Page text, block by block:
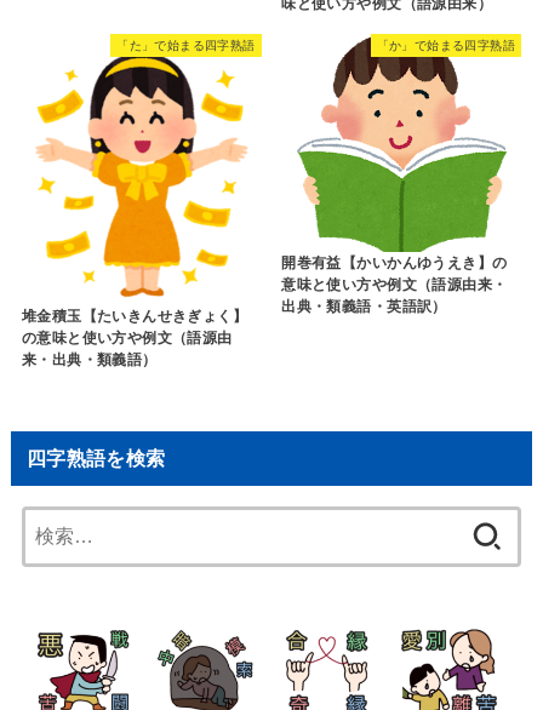
「た」で始まる四字熟語
堆金積玉【たいきんせきぎょく】
の意味と使い方や例文（語源由
来・出典・類義語）
「か」で始まる四字熟語
開巻有益【かいかんゆうえき】の
意味と使い方や例文（語源由来・
出典・類義語・英語訳）
四字熟語を検索
索: